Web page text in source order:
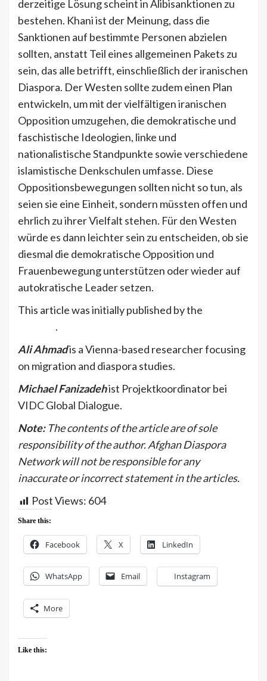
derzeitige Lösung scheint in Alibisanktionen zu
bestehen. Khani ist der Meinung, dass die
Sanktionen auf bestimmte Personen abzielen
sollten, anstatt Teil eines allgemeinen Pakets zu
sein, das alle betrifft, einschließlich der iranischen
Diaspora. Der Westen sollte zudem einen Plan
entwickeln, um mit der vielfältigen iranischen
Opposition umzugehen, die demokratische und
faschistische Ideologien, linke und
nationalistische Standpunkte sowie verschiedene
islamistische Denkschulen umfasse. Diese
Oppositionsbewegungen sollten nicht so tun, als
seien sie eine Einheit, sondern müssten offen und
ehrlich zu ihrer Vielfalt stehen. Für den Westen
würde es dann leichter sein zu entscheiden, ob sie
diesmal die demokratische Opposition und
Frauenbewegung unterstützen oder wieder auf
autokratische Leader setzen.
This article was initially published by the
.
Ali Ahmadis a Vienna-based researcher focusing
on migration and diaspora studies.
Michael Fanizadehist Projektkoordinator bei
VIDC Global Dialogue.
Note: The contents of the article are of sole
responsibility of the author. Afghan Diaspora
Network will not be responsible for any
inaccurate or incorrect statement in the articles.
Post Views: 604
Share this:
Facebook X LinkedIn
WhatsApp Email Instagram
More
Like this: